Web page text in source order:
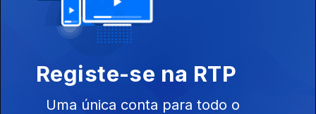
Sábado com André Santos
25 jan. 2020
Domingo com André Santos
12 jan. 2020
Registe-se na RTP
Uma única conta para todo o